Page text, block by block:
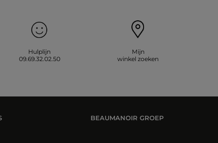
Hulplijn
09.69.32.02.50
Mijn
winkel zoeken
BEAUMANOIR GROEP